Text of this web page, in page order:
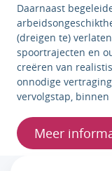
Daarnaast
(dreigen te)
spoortrajecten en
creëren van
onnodige
vervolgstap,
Meer